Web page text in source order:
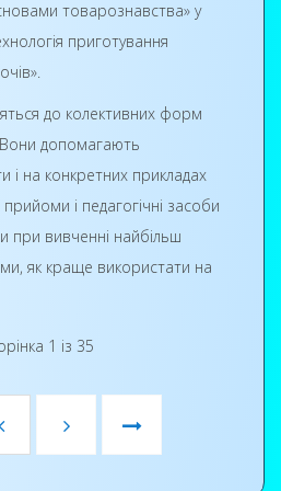
науки України для учнів шкіл
процесу;
страв;
інше.
характеризується
одного. Учні, працюючи в них,
товарознавства» у
приготування
до колективних форм
допомагають
і на конкретних прикладах
і педагогічні засоби
при вивченні найбільш
як краще використати на
навчального часу добитись
учнями нового
як вчити учнів думати,
це і намагалася
1 із 35